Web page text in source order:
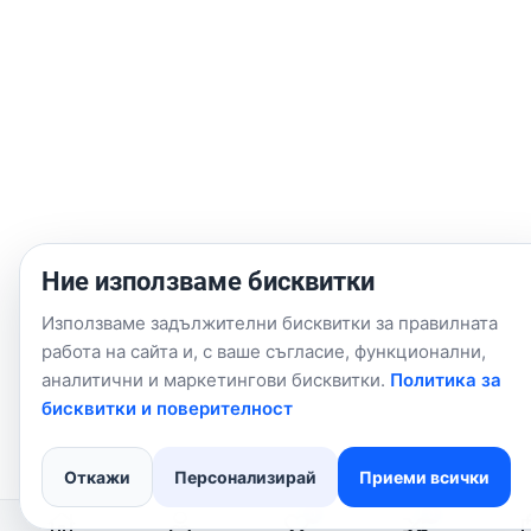
Ние използваме бисквитки
Използваме задължителни бисквитки за правилната
работа на сайта и, с ваше съгласие, функционални,
аналитични и маркетингови бисквитки. Политика за
бисквитки и поверителност
Откажи Персонализирай Приеми всички